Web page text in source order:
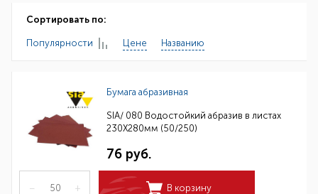
Сортировать по:
Популярности Цене Названию
Бумага абразивная
SIA/ 080 Водостойкий абразив в листах
230Х280мм (50/250)
76 руб.
– + В корзину